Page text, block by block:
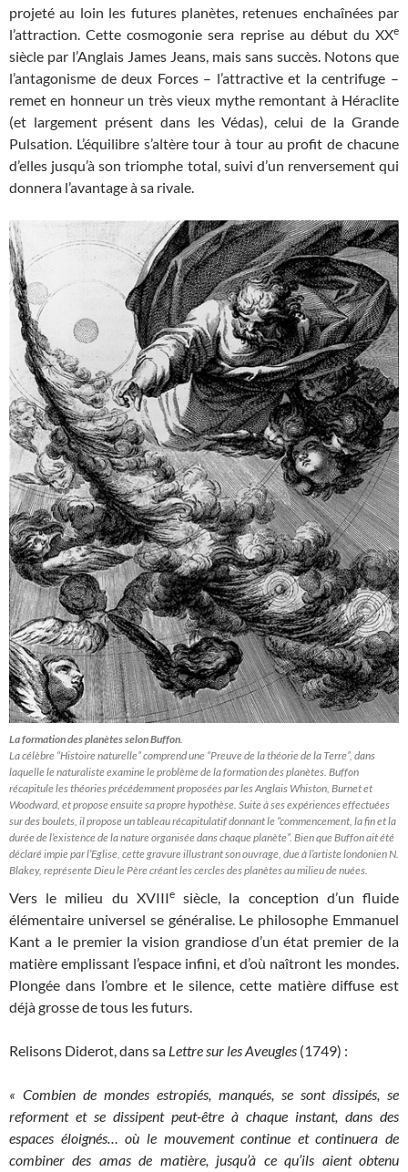
projeté au loin les futures planètes, retenues enchaînées par
l’attraction. Cette cosmogonie sera reprise au début du XXe
siècle par l’Anglais James Jeans, mais sans succès. Notons que
l’antagonisme de deux Forces – l’attractive et la centrifuge –
remet en honneur un très vieux mythe remontant à Héraclite
(et largement présent dans les Védas), celui de la Grande
Pulsation. L’équilibre s’altère tour à tour au profit de chacune
d’elles jusqu’à son triomphe total, suivi d’un renversement qui
donnera l’avantage à sa rivale.
La formation des planètes selon Buffon.
La célèbre “Histoire naturelle” comprend une “Preuve de la théorie de la Terre”, dans
laquelle le naturaliste examine le problème de la formation des planètes. Buffon
récapitule les théories précédemment proposées par les Anglais Whiston, Burnet et
Woodward, et propose ensuite sa propre hypothèse. Suite à ses expériences effectuées
sur des boulets, il propose un tableau récapitulatif donnant le “commencement, la fin et la
durée de l’existence de la nature organisée dans chaque planète”. Bien que Buffon ait été
déclaré impie par l’Eglise, cette gravure illustrant son ouvrage, due à l’artiste londonien N.
Blakey, représente Dieu le Père créant les cercles des planètes au milieu de nuées.
Vers le milieu du XVIIIesiècle, la conception d’un fluide
élémentaire universel se généralise. Le philosophe Emmanuel
Kant a le premier la vision grandiose d’un état premier de la
matière emplissant l’espace infini, et d’où naîtront les mondes.
Plongée dans l’ombre et le silence, cette matière diffuse est
déjà grosse de tous les futurs.
Relisons Diderot, dans sa Lettre sur les Aveugles (1749) :
« Combien de mondes estropiés, manqués, se sont dissipés, se
reforment et se dissipent peut-être à chaque instant, dans des
espaces éloignés… où le mouvement continue et continuera de
combiner des amas de matière, jusqu’à ce qu’ils aient obtenu